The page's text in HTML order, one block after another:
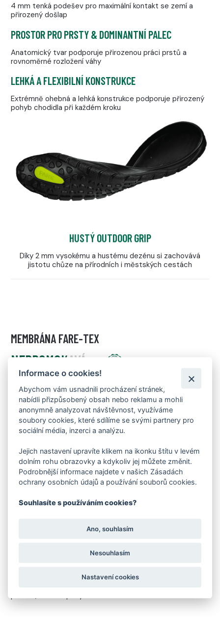
4 mm tenká podešev pro maximální kontakt se zemí a
přirozený došlap
PROSTOR PRO PRSTY & DOMINANTNÍ PALEC
Anatomický tvar podporuje přirozenou práci prstů a
rovnoměrné rozložení váhy
LEHKÁ A FLEXIBILNÍ KONSTRUKCE
Extrémně ohebná a lehká konstrukce podporuje přirozený
pohyb chodidla při každém kroku
HUSTÝ OUTDOOR GRIP
Díky 2 mm vysokému a hustému dezénu si zachovává
jistotu chůze na přírodních i městských cestách
MEMBRÁNA FARE-TEX
NEPROMOKAVÁ
MEMBRÁNA FARE-TEX
SUCHO A POHODLÍ V KAŽDÉM KROKU
Membrána FARE‑TEX zajišťuje, že vaše chodidla zůstanou
v suchu i za deště, sněhu či vlhkého počasí.
CHYTRÉ ŘÍZENÍ VLHKOSTI
Odvádí pot směrem ven, ale nepropustí vlhkost zpět
Informace o cookies!
Abychom vám usnadnili procházení stránek,
nabídli přizpůsobený obsah nebo reklamu a mohli
anonymně analyzovat návštěvnost, využíváme
soubory cookies, které sdílíme se svými partnery pro
sociální média, inzerci a analýzu.
Jejich nastavení upravíte klikem na ikonku štítu v levém
dolním rohu obrazovky a kdykoliv jej můžete změnit.
Podrobnější informace najdete v našich Zásadách
ochrany osobních údajů a používání souborů cookies.
Souhlasíte s používáním cookies?
Ano, souhlasím
Nesouhlasím
Nastavení cookies